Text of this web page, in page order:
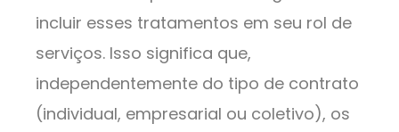
incluir esses tratamentos em seu rol de
serviços. Isso significa que,
independentemente do tipo de contrato
(individual, empresarial ou coletivo), os